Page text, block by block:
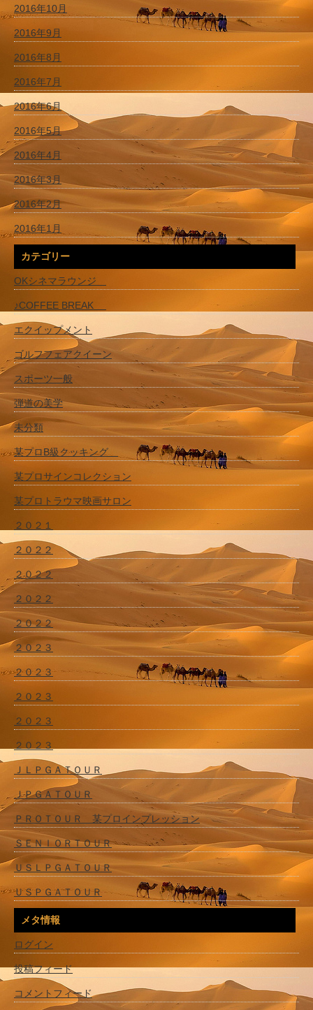
2016年10月
2016年9月
2016年8月
2016年7月
2016年6月
2016年5月
2016年4月
2016年3月
2016年2月
2016年1月
カテゴリー
OKシネマラウンジ
♪COFFEE BREAK
エクイップメント
ゴルフフェアクイーン
スポーツ一般
弾道の美学
未分類
某プロB級クッキング
某プロサインコレクション
某プロトラウマ映画サロン
２０２１
２０２２
２０２２
２０２２
２０２２
２０２３
２０２３
２０２３
２０２３
２０２３
ＪＬＰＧＡＴＯＵＲ
ＪＰＧＡＴＯＵＲ
ＰＲＯＴＯＵＲ 某プロインプレッション
ＳＥＮＩＯＲＴＯＵＲ
ＵＳＬＰＧＡＴＯＵＲ
ＵＳＰＧＡＴＯＵＲ
メタ情報
ログイン
投稿フィード
コメントフィード